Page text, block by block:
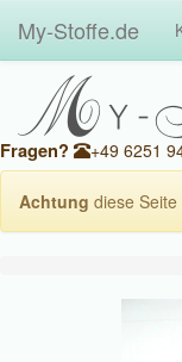
My-Stoffe.de
Fragen? +49 6251
Achtung diese